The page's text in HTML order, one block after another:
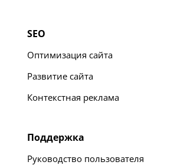
SEO
Оптимизация сайта
Развитие сайта
Контекстная реклама
Поддержка
Руководство пользователя